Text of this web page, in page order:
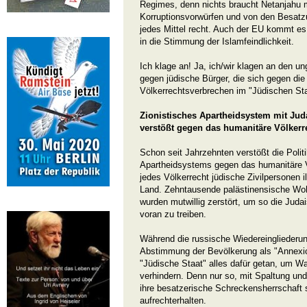
Regimes, denn nichts braucht Netanjahu
Korruptionsvorwürfen und von den
jedes Mittel recht. Auch der EU kommt
in die Stimmung der Islamfeindlichkeit.
Ich klage an! Ja, ich/wir klagen an den
gegen jüdische Bürger, die sich gegen
Völkerrechtsverbrechen im "Jüdischen
Zionistisches Apartheidsystem mit
verstößt gegen das humanitäre
Schon seit Jahrzehnten verstößt die
Apartheidsystems gegen das humanitäre
jedes Völkerrecht jüdische Zivilpersonen
Land. Zehntausende palästinensische
wurden mutwillig zerstört, um so die
voran zu treiben.
Während die russische
Abstimmung der Bevölkerung als
"Jüdische Staat" alles dafür getan, um
verhindern. Denn nur so, mit Spaltung
ihre besatzerische Schreckensherrschaft
aufrechterhalten.